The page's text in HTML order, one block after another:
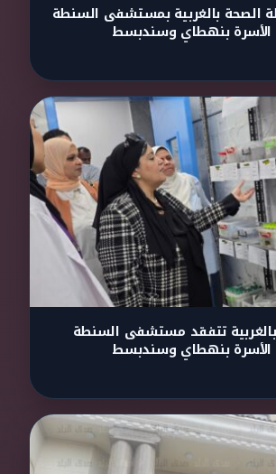
الصحة بالغربية بمستشفى السنطة
بنهطاي وسندبسط
تتفقد مستشفى السنطة
بنهطاي وسندبسط